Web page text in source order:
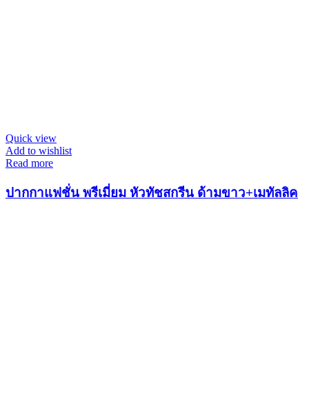
Quick view
Add to wishlist
Read more
ปากกาแฟชั่น พรีเมี่ยม หัวทัชสกรีน ด้ามขาว+เมทัลลิค